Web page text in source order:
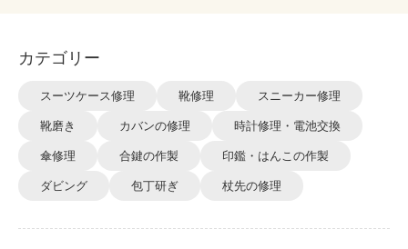
カテゴリー
スーツケース修理 靴修理 スニーカー修理
靴磨き カバンの修理 時計修理・電池交換
傘修理 合鍵の作製 印鑑・はんこの作製
ダビング 包丁研ぎ 杖先の修理